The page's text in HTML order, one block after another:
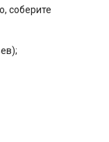
соберите